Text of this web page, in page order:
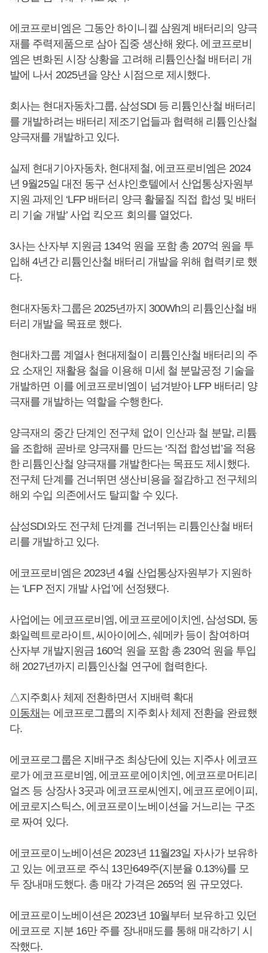
에코프로비엠은 그동안 하이니켈 삼원계 배터리의 양극
재를 주력제품으로 삼아 집중 생산해 왔다. 에코프로비
엠은 변화된 시장 상황을 고려해 리튬인산철 배터리 개
발에 나서 2025년을 양산 시점으로 제시했다.
회사는 현대자동차그룹, 삼성SDI 등 리튬인산철 배터리
를 개발하려는 배터리 제조기업들과 협력해 리튬인산철
양극재를 개발하고 있다.
실제 현대기아자동차, 현대제철, 에코프로비엠은 2024
년 9월25일 대전 동구 선샤인호텔에서 산업통상자원부
지원 과제인 ‘LFP 배터리 양극 활물질 직접 합성 및 배터
리 기술 개발’ 사업 킥오프 회의를 열었다.
3사는 산자부 지원금 134억 원을 포함 총 207억 원을 투
입해 4년간 리튬인산철 배터리 개발을 위해 협력키로 했
다.
현대자동차그룹은 2025년까지 300Wh의 리튬인산철 배
터리 개발을 목표로 했다.
현대차그룹 계열사 현대제철이 리튬인산철 배터리의 주
요 소재인 재활용 철을 이용해 미세 철 분말공정 기술을
개발하면 이를 에코프로비엠이 넘겨받아 LFP 배터리 양
극재를 개발하는 역할을 수행한다.
양극재의 중간 단계인 전구체 없이 인산과 철 분말, 리튬
을 조합해 곧바로 양극재를 만드는 ‘직접 합성법’을 적용
한 리튬인산철 양극재를 개발한다는 목표도 제시했다.
전구체 단계를 건너뛰면 생산비용을 절감하고 전구체의
해외 수입 의존에서도 탈피할 수 있다.
삼성SDI와도 전구체 단계를 건너뛰는 리튬인산철 배터
리를 개발하고 있다.
에코프로비엠은 2023년 4월 산업통상자원부가 지원하
는 ‘LFP 전지 개발 사업’에 선정됐다.
사업에는 에코프로비엠, 에코프로에이치엔, 삼성SDI, 동
화일렉트로라이트, 씨아이에스, 쉐메카 등이 참여하며
산자부 개발지원금 160억 원을 포함 총 230억 원을 투입
해 2027년까지 리튬인산철 연구에 협력한다.
△지주회사 체제 전환하면서 지배력 확대
이동채는 에코프로그룹의 지주회사 체제 전환을 완료했
다.
에코프로그룹은 지배구조 최상단에 있는 지주사 에코프
로가 에코프로비엠, 에코프로에이치엔, 에코프로머티리
얼즈 등 상장사 3곳과 에코프로씨엔지, 에코프로에이피,
에코로지스틱스, 에코프로이노베이션을 거느리는 구조
로 짜여 있다.
에코프로이노베이션은 2023년 11월23일 자사가 보유하
고 있는 에코프로 주식 13만649주(지분율 0.13%)를 모
두 장내매도했다. 총 매각 가격은 265억 원 규모였다.
에코프로이노베이션은 2023년 10월부터 보유하고 있던
에코프로 지분 16만 주를 장내매도를 통해 매각하기 시
작했다.